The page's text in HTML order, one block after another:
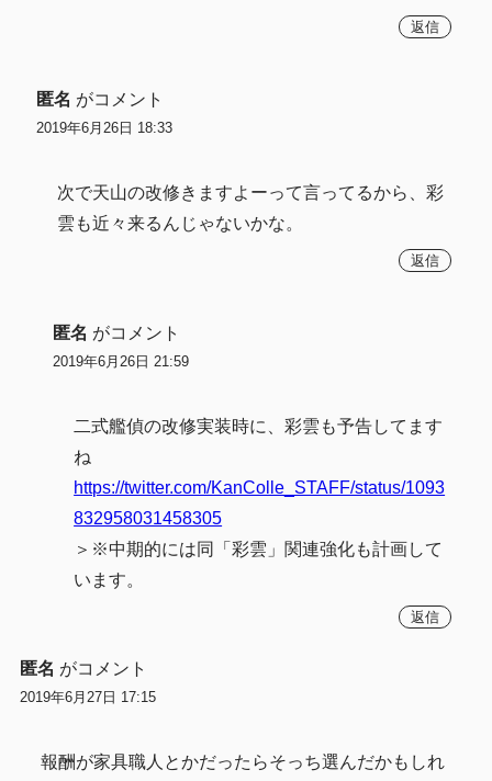
返信
匿名 がコメント
2019年6月26日 18:33
次で天山の改修きますよーって言ってるから、彩
雲も近々来るんじゃないかな。
返信
匿名 がコメント
2019年6月26日 21:59
二式艦偵の改修実装時に、彩雲も予告してます
ね
https://twitter.com/KanColle_STAFF/status/1093
832958031458305
＞※中期的には同「彩雲」関連強化も計画して
います。
返信
匿名 がコメント
2019年6月27日 17:15
報酬が家具職人とかだったらそっち選んだかもしれ